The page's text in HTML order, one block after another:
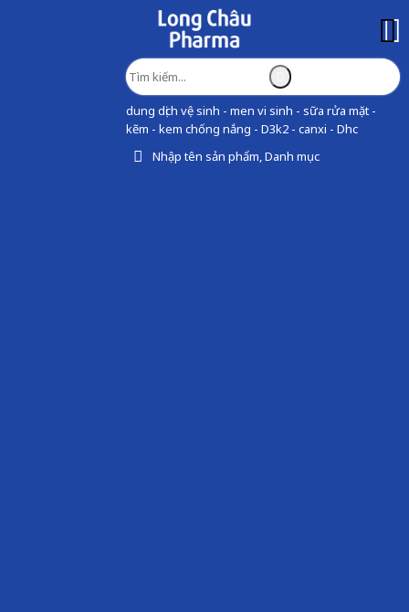
dung dịch vệ sinh - men vi sinh - sữa rửa mặt -
kẽm - kem chống nắng - D3k2 - canxi - Dhc
Nhập tên sản phẩm, Danh mục